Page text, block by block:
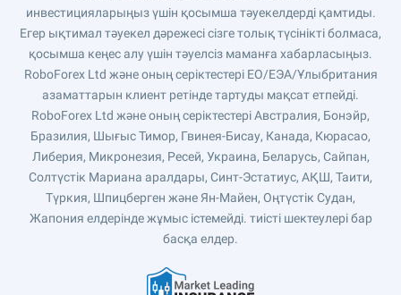
инвестицияларыңыз үшін қосымша тәуекелдерді қамтиды.
Егер ықтимал тәуекел дәрежесі сізге толық түсінікті болмаса,
қосымша кеңес алу үшін тәуелсіз маманға хабарласыңыз.
RoboForex Ltd және оның серіктестері ЕО/ЕЭА/Ұлыбритания
азаматтарын клиент ретінде тартуды мақсат етпейді.
RoboForex Ltd және оның серіктестері Австралия, Бонэйр,
Бразилия, Шығыс Тимор, Гвинея-Бисау, Канада, Кюрасао,
Либерия, Микронезия, Ресей, Украина, Беларусь, Сайпан,
Солтүстік Мариана аралдары, Синт-Эстатиус, АҚШ, Таити,
Түркия, Шпицберген және Ян-Майен, Оңтүстік Судан,
Жапония елдерінде жұмыс істемейді. тиісті шектеулері бар
басқа елдер.